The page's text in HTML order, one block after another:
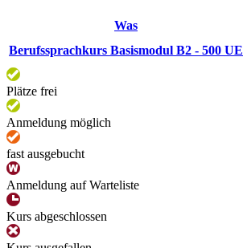
Was
Berufssprachkurs Basismodul B2 - 500 UE
Plätze frei
Anmeldung möglich
fast ausgebucht
Anmeldung auf Warteliste
Kurs abgeschlossen